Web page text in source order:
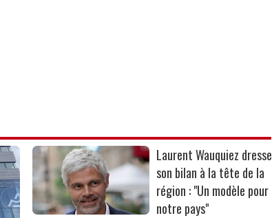
Laurent Wauquiez dresse
son bilan à la tête de la
région : "Un modèle pour
notre pays"